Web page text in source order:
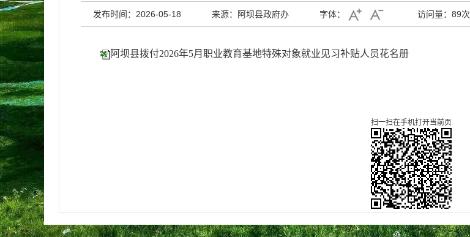
发布时间：2026-05-18 来源：阿坝县政府办 字体： 访问量： 89次
阿坝县拨付2026年5月职业教育基地特殊对象就业见习补贴人员花名册
扫一扫在手机打开当前页